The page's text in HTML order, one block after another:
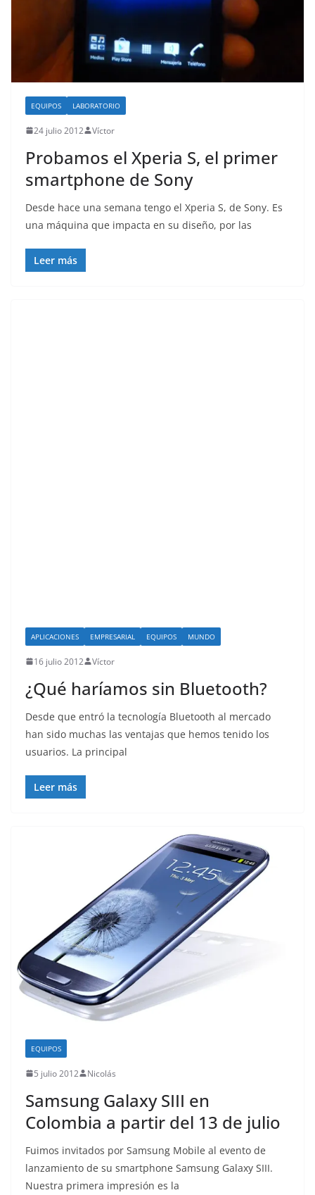
EQUIPOS LABORATORIO
24 julio 2012 Víctor
Probamos el Xperia S, el primer
smartphone de Sony
Desde hace una semana tengo el Xperia S, de Sony. Es
una máquina que impacta en su diseño, por las
Leer más
APLICACIONES EMPRESARIAL EQUIPOS MUNDO
16 julio 2012 Víctor
¿Qué haríamos sin Bluetooth?
Desde que entró la tecnología Bluetooth al mercado
han sido muchas las ventajas que hemos tenido los
usuarios. La principal
Leer más
EQUIPOS
5 julio 2012 Nicolás
Samsung Galaxy SIII en
Colombia a partir del 13 de julio
Fuimos invitados por Samsung Mobile al evento de
lanzamiento de su smartphone Samsung Galaxy SIII.
Nuestra primera impresión es la